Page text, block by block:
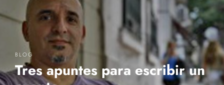
BLOG
Tres apuntes para escribir un